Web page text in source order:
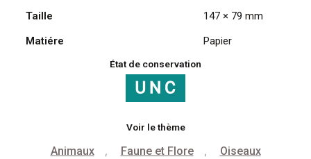
Taille
147 × 79 mm
Matiére
Papier
État de conservation
Voir le thème
Animaux , Faune et Flore , Oiseaux